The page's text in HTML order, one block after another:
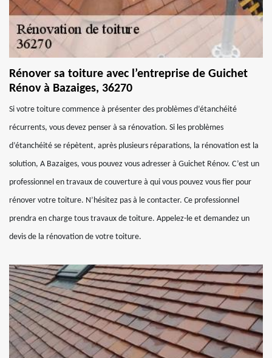
Rénover sa toiture avec l’entreprise de Guichet
Rénov à Bazaiges, 36270
Si votre toiture commence à présenter des problèmes d’étanchéité
récurrents, vous devez penser à sa rénovation. Si les problèmes
d’étanchéité se répètent, après plusieurs réparations, la rénovation est la
solution, A Bazaiges, vous pouvez vous adresser à Guichet Rénov. C’est un
professionnel en travaux de couverture à qui vous pouvez vous fier pour
rénover votre toiture. N’hésitez pas à le contacter. Ce professionnel
prendra en charge tous travaux de toiture. Appelez-le et demandez un
devis de la rénovation de votre toiture.